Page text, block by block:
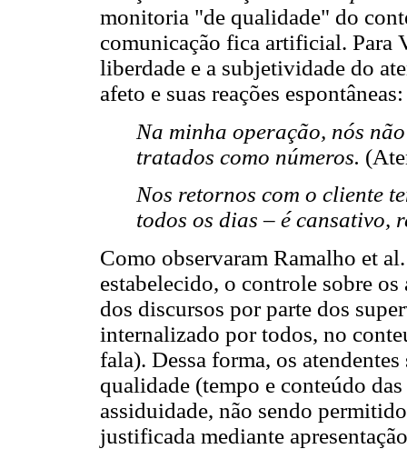
monitoria "de qualidade" do
comunicação fica artificial. Para
liberdade e a subjetividade do
afeto e suas reações espontâneas:
Na minha operação, nós
tratados como números.
Nos retornos com o cliente
todos os dias – é cansativo,
Como observaram Ramalho et
estabelecido, o controle sobre os
dos discursos por parte dos
internalizado por todos, no
fala). Dessa forma, os
qualidade (tempo e conteúdo
assiduidade, não sendo
justificada mediante